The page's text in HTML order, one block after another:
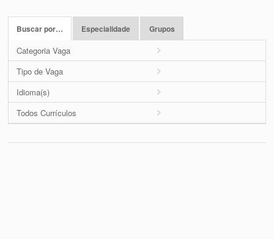
Buscar por… Especialidade Grupos
Categoria Vaga
Tipo de Vaga
Idioma(s)
Todos Currículos